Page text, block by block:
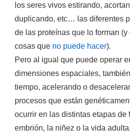
los seres vivos estirando,
duplicando, etc… las diferentes
de las proteínas que lo forman
cosas que no puede hacer).
Pero al igual que puede operar
dimensiones espaciales,
tiempo, acelerando o
procesos que están
ocurrir en las distintas etapas de
embrión, la niñez o la vida